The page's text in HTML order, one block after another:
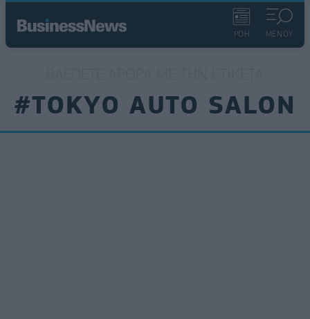
ΡΟΗ ΜΕΝΟΥ
#TOKYO AUTO SALON